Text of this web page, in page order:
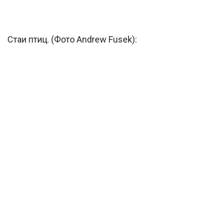
Стаи птиц. (Фото Andrew Fusek):